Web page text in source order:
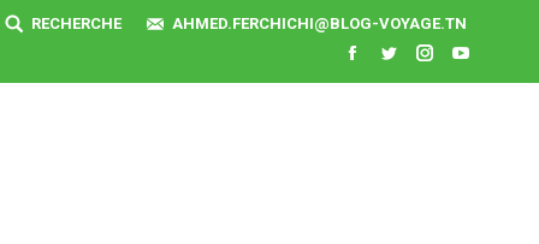
SEARCH:
RECHERCHE AHMED.FERCHICHI@BLOG-VOYAGE.TN
Facebook
TwitterInstagram